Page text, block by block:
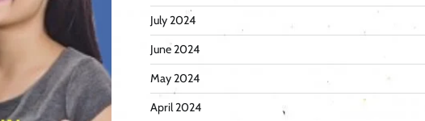
July 2024
June 2024
May 2024
April 2024